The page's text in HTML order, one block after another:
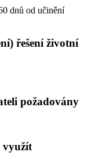
dnů od učinění
řešení životní
požadovány
využít